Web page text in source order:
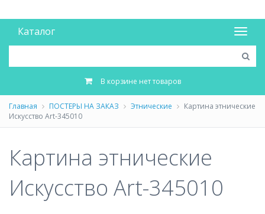
Каталог
В корзине нет товаров
Главная ПОСТЕРЫ НА ЗАКАЗ Этнические
Картина этнические
Искусство Art-345010
Картина этнические
Искусство Art-345010